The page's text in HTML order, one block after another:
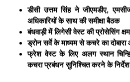
डीसी उत्तम सिंह ने जीएमडीए,
अधिकारियों के साथ की समीक्षा बैठक
बंधवाड़ी में लिगेसी वेस्ट की प्रोसेसिंग
ड्रोन सर्वे के माध्यम से कचरे का
फ्रेश वेस्ट के लिए अलग स्थान
कचरा प्रबंधन सुनिश्चित करने के निर्देश